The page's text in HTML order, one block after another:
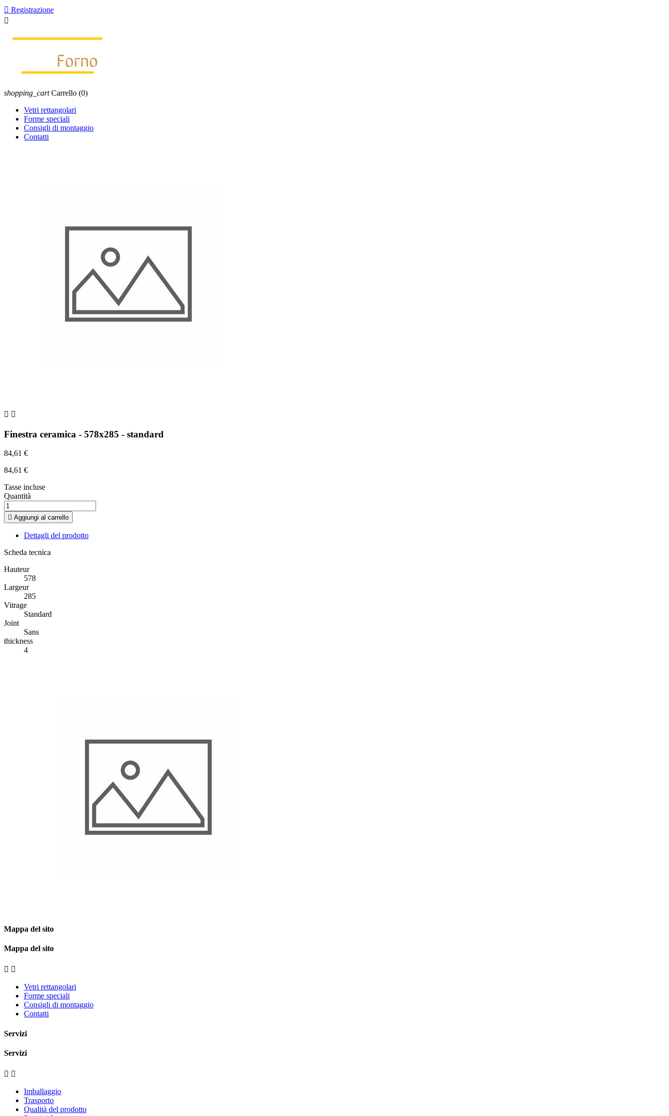
 Registrazione

shopping_cart Carrello (0)
Vetri rettangolari
Forme speciali
Consigli di montaggio
Contatti
 
Finestra ceramica - 578x285 - standard
84,61 €
84,61 €
Tasse incluse
Quantità
 Aggiungi al carrello
Dettagli del prodotto
Scheda tecnica
Hauteur
578
Largeur
285
Vitrage
Standard
Joint
Sans
thickness
4
Mappa del sito
Mappa del sito
 
Vetri rettangolari
Forme speciali
Consigli di montaggio
Contatti
Servizi
Servizi
 
Imballaggio
Trasporto
Qualità del prodotto